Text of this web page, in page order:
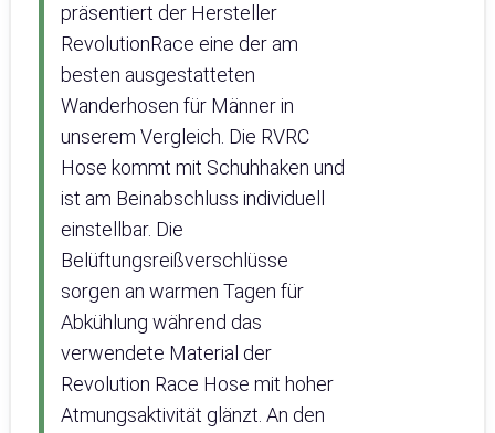
präsentiert der Hersteller
RevolutionRace eine der am
besten ausgestatteten
Wanderhosen für Männer in
unserem Vergleich. Die RVRC
Hose kommt mit Schuhhaken und
ist am Beinabschluss individuell
einstellbar. Die
Belüftungsreißverschlüsse
sorgen an warmen Tagen für
Abkühlung während das
verwendete Material der
Revolution Race Hose mit hoher
Atmungsaktivität glänzt. An den